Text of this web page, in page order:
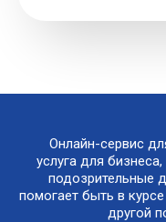
Онлайн-сервис
услуга для
подозрительные
помогает быть в
другой